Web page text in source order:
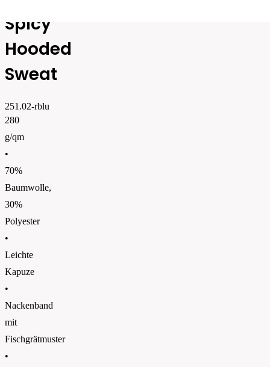
Spicy
Hooded
Sweat
251.02-rblu
280
g/qm
•
70%
Baumwolle,
30%
Polyester
•
Leichte
Kapuze
•
Nackenband
mit
Fischgrätmuster
•